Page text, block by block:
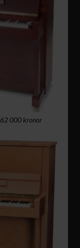
62 000 kronor